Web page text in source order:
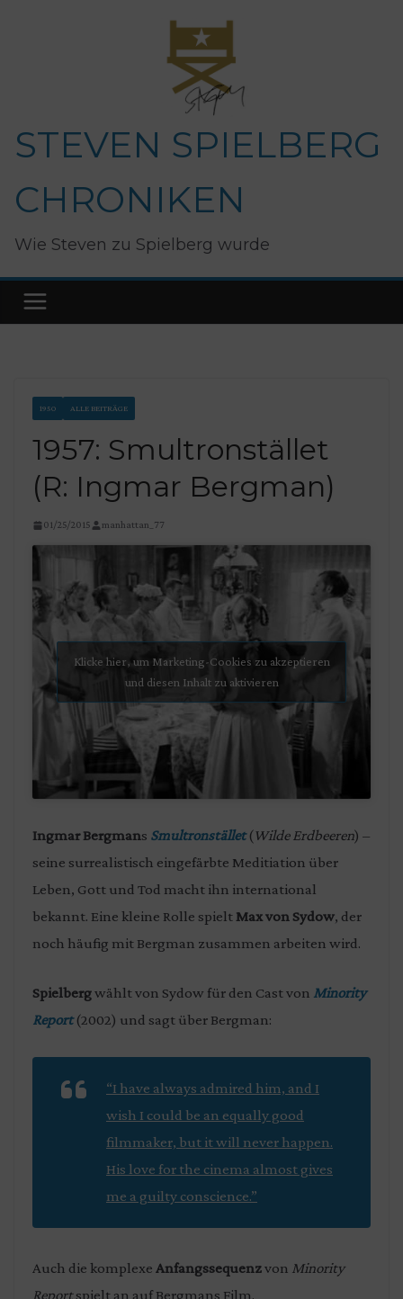
STEVEN SPIELBERG
CHRONIKEN
Wie Steven zu Spielberg wurde
1950 ALLE BEITRÄGE
1957: Smultronstället
(R: Ingmar Bergman)
01/25/2015 manhattan_77
Klicke hier, um Marketing-Cookies zu akzeptieren
und diesen Inhalt zu aktivieren
Ingmar Bergmans Smultronstället( Wilde Erdbeeren) –
seine surrealistisch eingefärbte Meditiation über
Leben, Gott und Tod macht ihn international
bekannt. Eine kleine Rolle spielt Max von Sydow, der
noch häufig mit Bergman zusammen arbeiten wird.
Spielbergwählt von Sydow für den Cast von Minority
Report(2002) und sagt über Bergman:
“I have always admired him, and I
wish I could be an equally good
filmmaker, but it will never happen.
His love for the cinema almost gives
me a guilty conscience.”
Auch die komplexe Anfangssequenzvon Minority
Reportspielt an auf Bergmans Film.